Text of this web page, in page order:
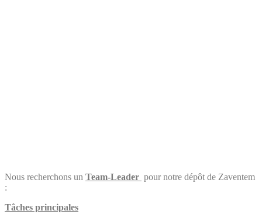
Nous recherchons un Team-Leader pour notre dépôt de Zaventem
:
Tâches principales